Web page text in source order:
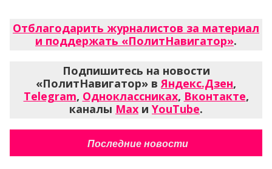
Отблагодарить журналистов за материал
и поддержать «ПолитНавигатор».
Подпишитесь на новости
«ПолитНавигатор» вЯндекс.Дзен,
Telegram, Одноклассниках, Вконтакте,
каналы Max и YouTube.
Последние новости